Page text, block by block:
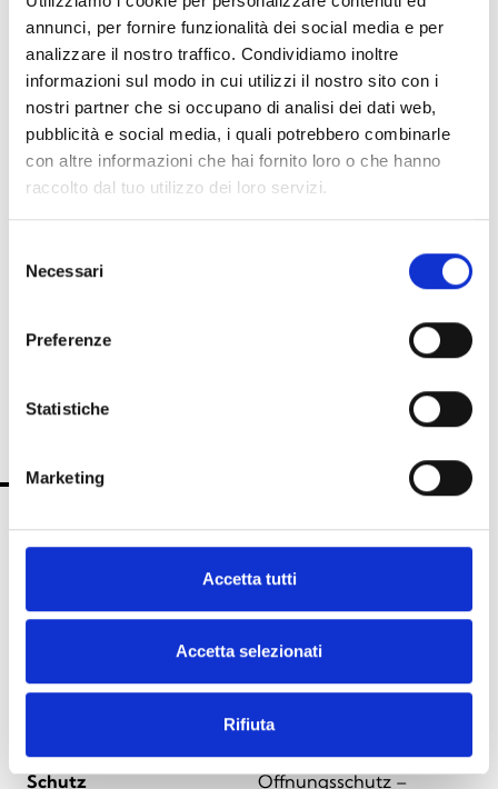
annunci, per fornire funzionalità dei social media e per
analizzare il nostro traffico. Condividiamo inoltre
informazioni sul modo in cui utilizzi il nostro sito con i
nostri partner che si occupano di analisi dei dati web,
pubblicità e social media, i quali potrebbero combinarle
con altre informazioni che hai fornito loro o che hanno
raccolto dal tuo utilizzo dei loro servizi.
delNecessari
Preferenze
Statistiche
Marketing
Accetta tutti
Accetta selezionati
Rifiuta
Air2-QIR200W
Funk-Passiv-Infrarotmelder für
den Innenbereich
den Innenbereich, Pet Immune-
DOKUMENTATION
Technische Spezifikationen
Air2-QIR200W
– 3 V (geschätzte
Betriebsdauer: 3 Jahre)
Schutz
Öffnungsschutz –